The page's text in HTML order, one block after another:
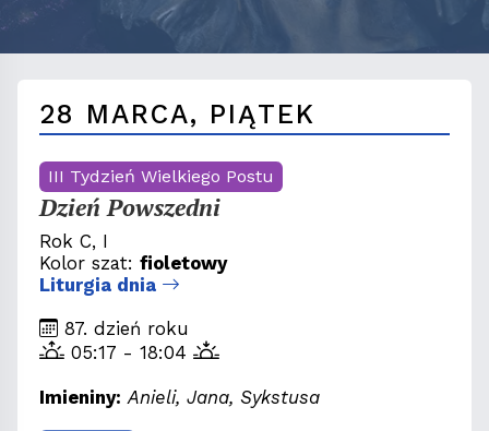
28 MARCA, PIĄTEK
III Tydzień Wielkiego Postu
Dzień Powszedni
Rok C, I
Kolor szat: fioletowy
Liturgia dnia
87. dzień roku
05:17 - 18:04
Imieniny: Anieli, Jana, Sykstusa